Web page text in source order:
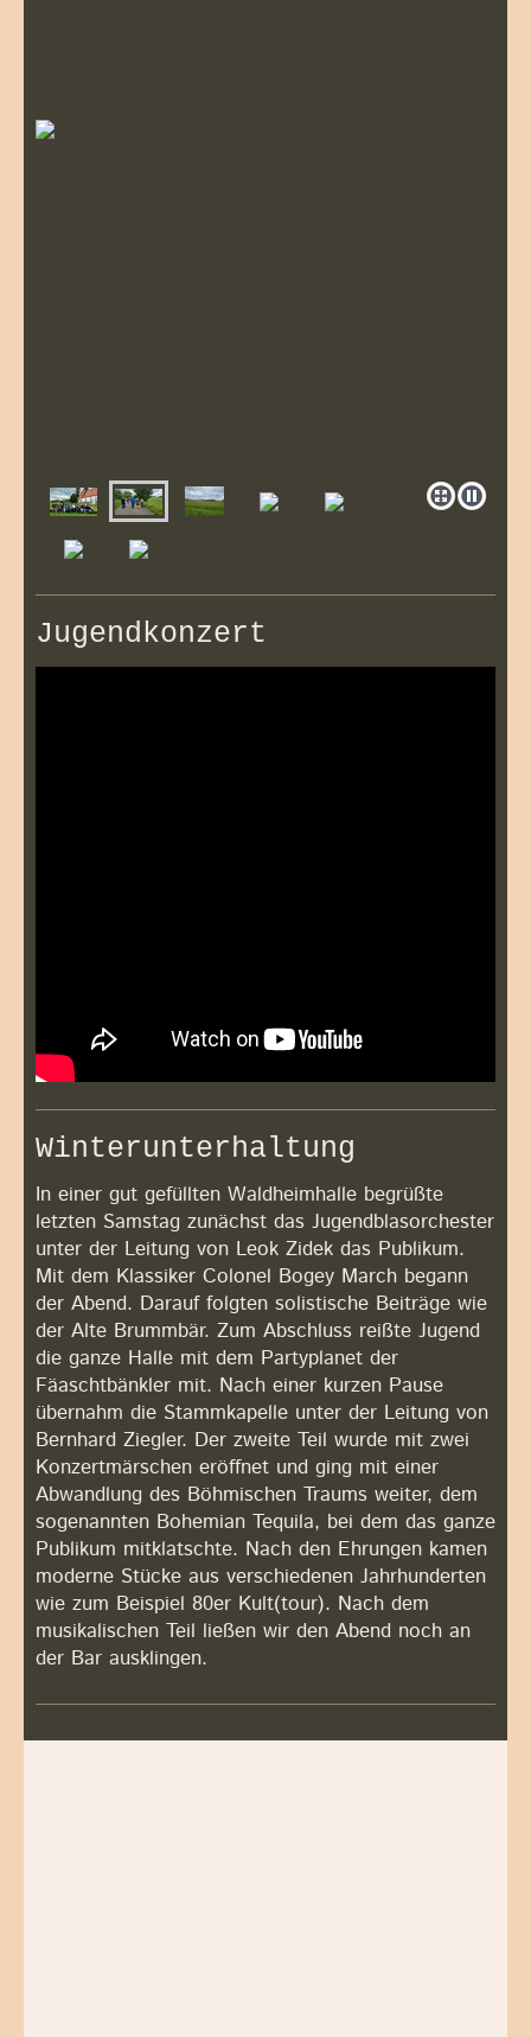
Jugendkonzert
Winterunterhaltung
In einer gut gefüllten Waldheimhalle begrüßte
letzten Samstag zunächst das Jugendblasorchester
unter der Leitung von Leok Zidek das Publikum.
Mit dem Klassiker Colonel Bogey March begann
der Abend. Darauf folgten solistische Beiträge wie
der Alte Brummbär. Zum Abschluss reißte Jugend
die ganze Halle mit dem Partyplanet der
Fäaschtbänkler mit. Nach einer kurzen Pause
übernahm die Stammkapelle unter der Leitung von
Bernhard Ziegler. Der zweite Teil wurde mit zwei
Konzertmärschen eröffnet und ging mit einer
Abwandlung des Böhmischen Traums weiter, dem
sogenannten Bohemian Tequila, bei dem das ganze
Publikum mitklatschte. Nach den Ehrungen kamen
moderne Stücke aus verschiedenen Jahrhunderten
wie zum Beispiel 80er Kult(tour). Nach dem
musikalischen Teil ließen wir den Abend noch an
der Bar ausklingen.